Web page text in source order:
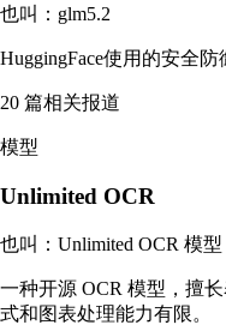
也叫： glm5.2
HuggingFace使用的安全防
20 篇相关报道
模型
Unlimited OCR
也叫： Unlimited OCR 模型
一种开源 OCR 模型，擅
式和图表处理能力有限。